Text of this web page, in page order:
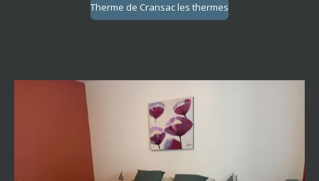
Therme de Cransac les thermes